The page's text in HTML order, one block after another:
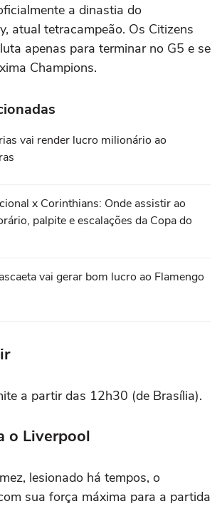
a dinastia do
atual tetracampeão. Os Citizens
apenas para terminar no G5 e se
Champions.
vai render lucro milionário ao
x Corinthians: Onde assistir ao
palpite e escalações da Copa do
vai gerar bom lucro ao Flamengo
a partir das 12h30 (de Brasília).
o Liverpool
lesionado há tempos, o
sua força máxima para a partida